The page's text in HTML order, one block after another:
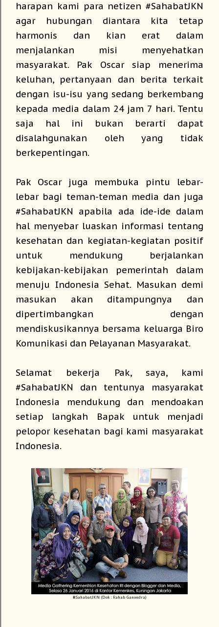
harapan kami para netizen #SahabatJKN
agar hubungan diantara kita tetap
harmonis dan kian erat dalam
menjalankan misi menyehatkan
masyarakat. Pak Oscar siap menerima
keluhan, pertanyaan dan berita terkait
dengan isu-isu yang sedang berkembang
kepada media dalam 24 jam 7 hari. Tentu
saja hal ini bukan berarti dapat
disalahgunakan oleh yang tidak
berkepentingan.
Pak Oscar juga membuka pintu lebar-
lebar bagi teman-teman media dan juga
#SahabatJKN apabila ada ide-ide dalam
hal menyebar luaskan informasi tentang
kesehatan dan kegiatan-kegiatan positif
untuk mendukung berjalankan
kebijakan-kebijakan pemerintah dalam
menuju Indonesia Sehat. Masukan demi
masukan akan ditampungnya dan
dipertimbangkan dengan
mendiskusikannya bersama keluarga Biro
Komunikasi dan Pelayanan Masyarakat.
Selamat bekerja Pak, saya, kami
#SahabatJKN dan tentunya masyarakat
Indonesia mendukung dan mendoakan
setiap langkah Bapak untuk menjadi
pelopor kesehatan bagi kami masyarakat
Indonesia.
#SahabatJKN (Dok : Rahab Ganendra)